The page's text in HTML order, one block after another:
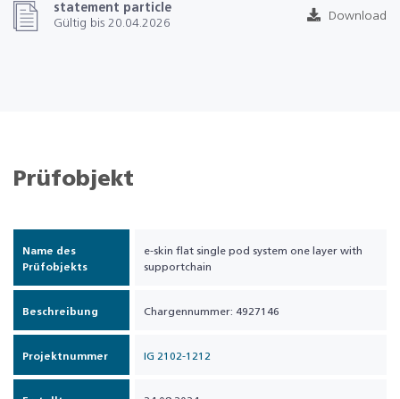
statement particle
Gültig bis 20.04.2026
Download
Prüfobjekt
Name des
Prüfobjekts
e-skin flat single pod system one layer with
supportchain
Beschreibung Chargennummer: 4927146
Projektnummer IG 2102-1212